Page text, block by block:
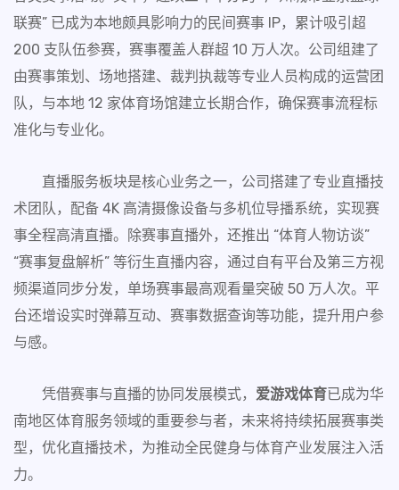
联赛” 已成为本地颇具影响力的民间赛事 IP，累计吸引超
200 支队伍参赛，赛事覆盖人群超 10 万人次。公司组建了
由赛事策划、场地搭建、裁判执裁等专业人员构成的运营团
队，与本地 12 家体育场馆建立长期合作，确保赛事流程标
准化与专业化。
直播服务板块是核心业务之一，公司搭建了专业直播技
术团队，配备 4K 高清摄像设备与多机位导播系统，实现赛
事全程高清直播。除赛事直播外，还推出 “体育人物访谈”
“赛事复盘解析” 等衍生直播内容，通过自有平台及第三方视
频渠道同步分发，单场赛事最高观看量突破 50 万人次。平
台还增设实时弹幕互动、赛事数据查询等功能，提升用户参
与感。
凭借赛事与直播的协同发展模式， 爱游戏体育已成为华
南地区体育服务领域的重要参与者，未来将持续拓展赛事类
型，优化直播技术，为推动全民健身与体育产业发展注入活
力。